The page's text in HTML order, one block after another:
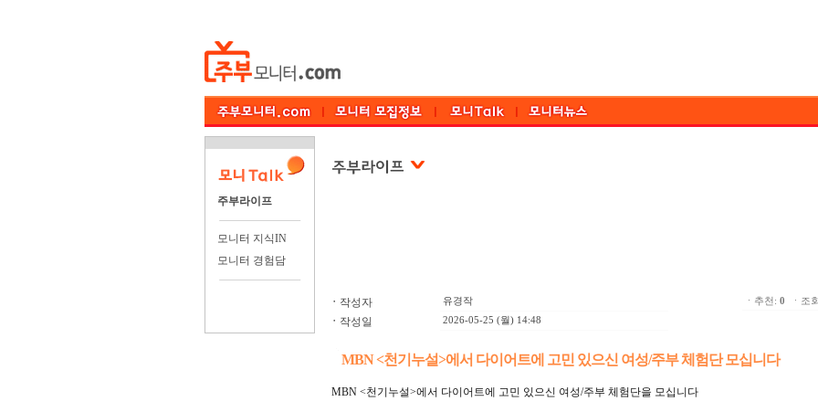
주부라이프
모니터 지식IN
모니터 경험담
ㆍ 작성자 유경작
ㆍ 작성일 2026-05-25 (월) 14:48
ㆍ추천: 0 ㆍ조
MBN <천기누설>에서 다이어트에 고민 있으신 여성/주부 체험단 모십니다
MBN <천기누설>에서 다이어트에 고민 있으신 여성/주부 체험단을 모십니다